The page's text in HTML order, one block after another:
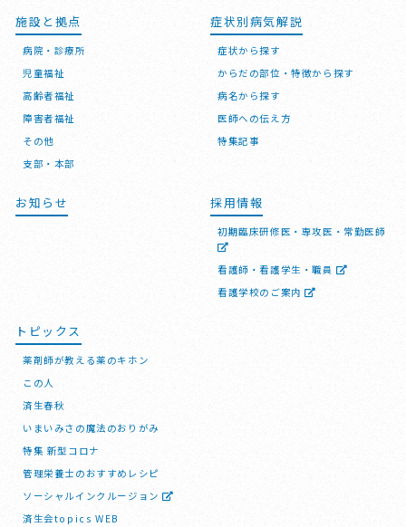
施設と拠点
病院・診療所
児童福祉
高齢者福祉
障害者福祉
その他
支部・本部
症状別病気解説
症状から探す
からだの部位・特徴から探す
病名から探す
医師への伝え方
特集記事
お知らせ 採用情報
初期臨床研修医・専攻医・常勤医師
看護師・看護学生・職員
看護学校のご案内
トピックス
薬剤師が教える薬のキホン
この人
済生春秋
いまいみさの魔法のおりがみ
特集 新型コロナ
管理栄養士のおすすめレシピ
ソーシャルインクルージョン
済生会topics WEB